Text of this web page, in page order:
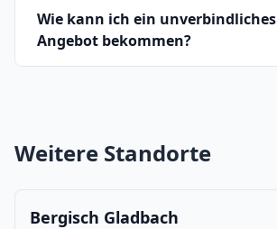
Wie kann ich ein unverbindliches
Angebot bekommen?
Weitere Standorte
Bergisch Gladbach